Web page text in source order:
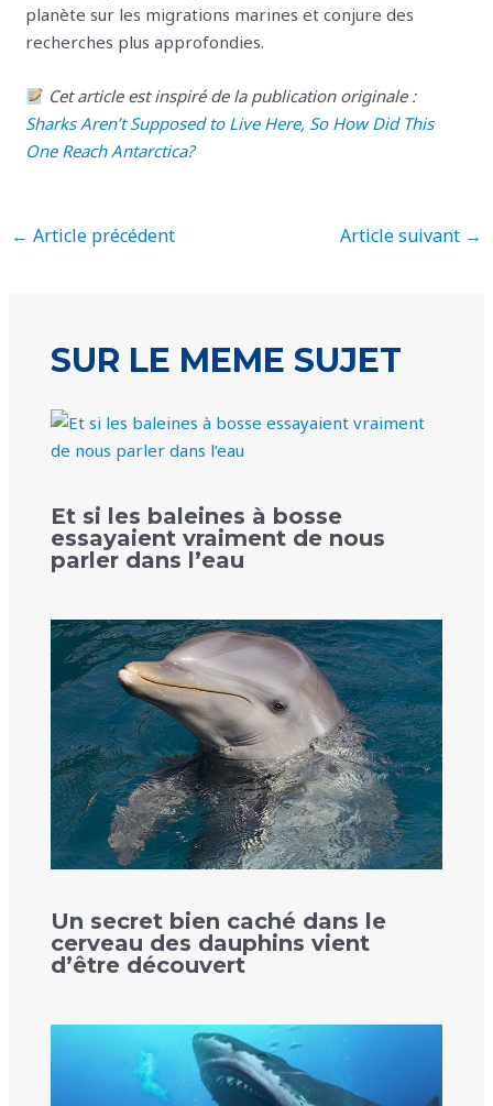
planète sur les migrations marines et conjure des
recherches plus approfondies.
Cet article est inspiré de la publication originale :
Sharks Aren’t Supposed to Live Here, So How Did This
One Reach Antarctica?
← Article précédent Article suivant →
SUR LE MEME SUJET
Et si les baleines à bosse
essayaient vraiment de nous
parler dans l’eau
Un secret bien caché dans le
cerveau des dauphins vient
d’être découvert